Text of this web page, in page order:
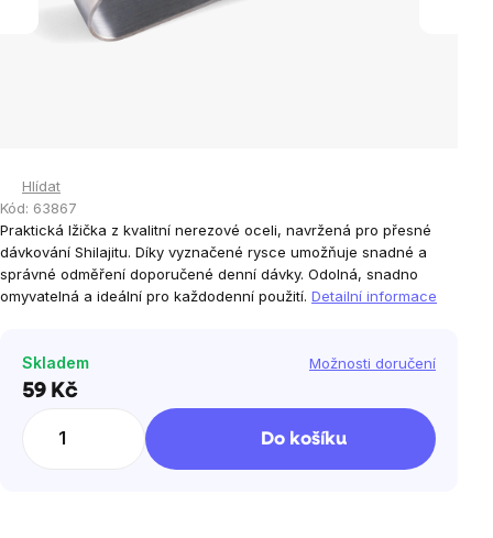
Hlídat
Kód: 63867
Praktická lžička z kvalitní nerezové oceli, navržená pro přesné
dávkování Shilajitu. Díky vyznačené rysce umožňuje snadné a
správné odměření doporučené denní dávky. Odolná, snadno
omyvatelná a ideální pro každodenní použití. Detailní informace
Skladem Možnosti doručení
59 Kč
Do košíku